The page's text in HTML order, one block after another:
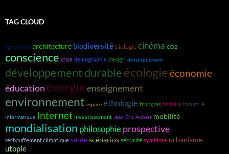
TAG CLOUD
agriculture architecture biodiversité biologie cinéma CO2
conscience crise démographie design développement
développement durableécologieéconomie
éducation énergieenseignement
environnement espace éthologie français histoire industrie
informatique Internet investissement Jean-Éric Aubert mobilité
mondialisation philosophieprospective
réchauffement climatique santéscénarios sécurité symbiose urbanisme
utopie